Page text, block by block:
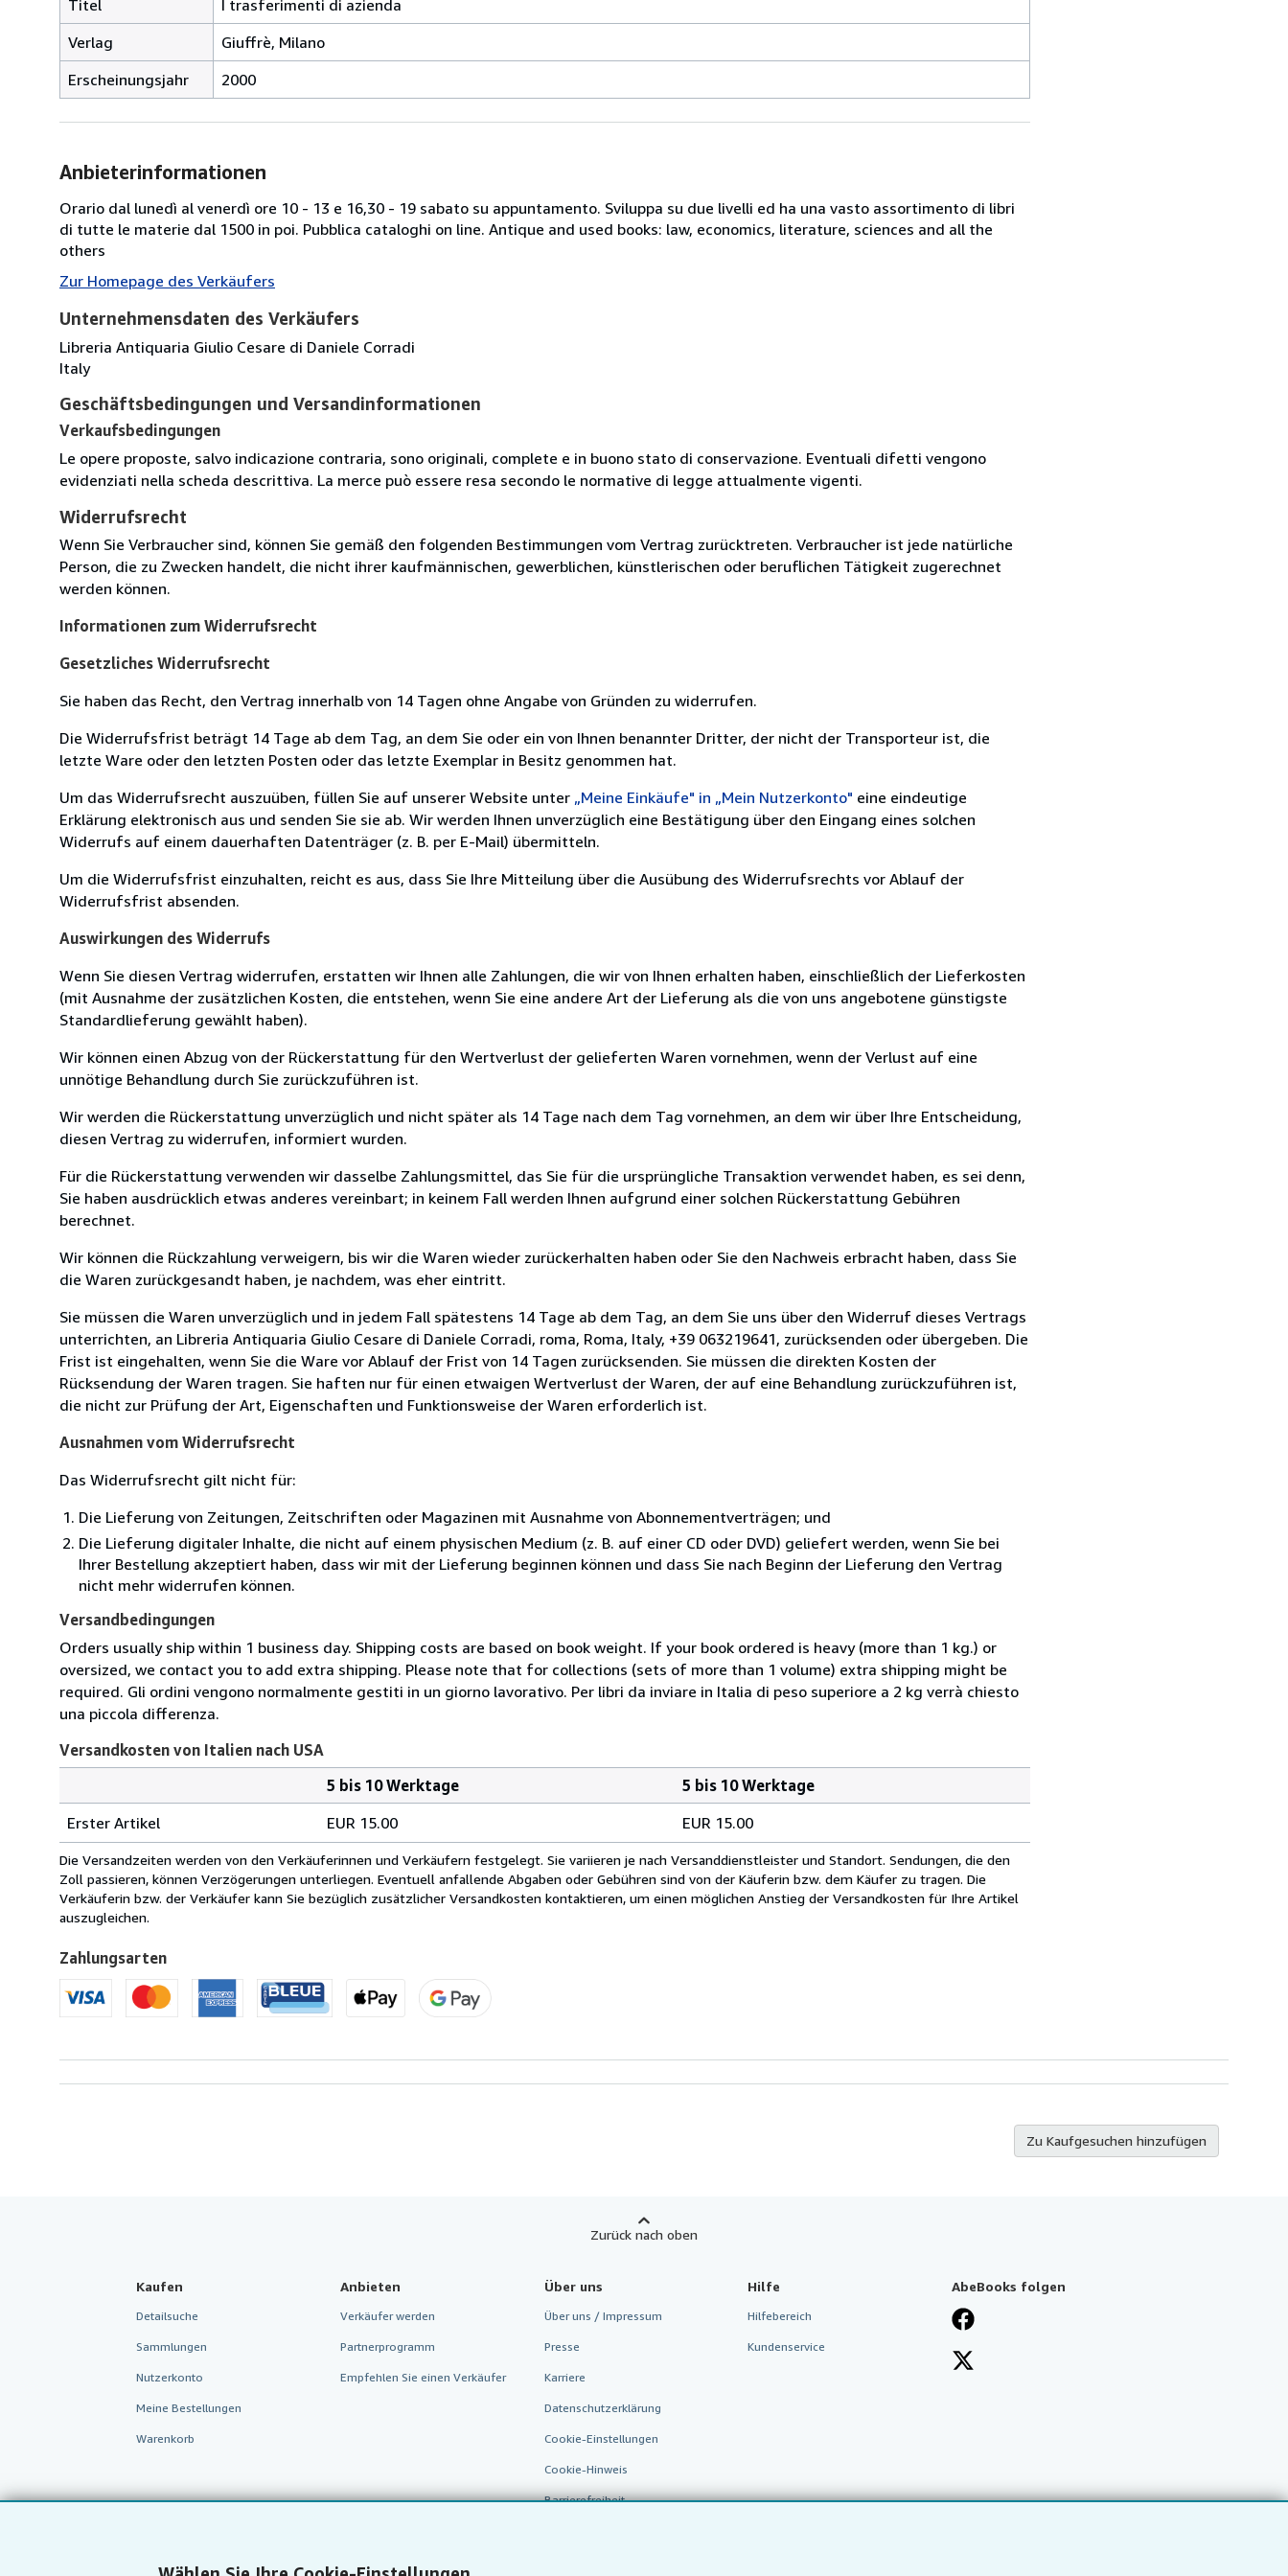
Titel
I trasferimenti di azienda
Verlag
Giuffrè, Milano
Erscheinungsjahr
2000
Anbieterinformationen
Orario dal lunedì al venerdì ore 10 - 13 e 16,30 - 19 sabato su appuntamento. Sviluppa su due livelli ed ha una vasto assortimento di libri
di tutte le materie dal 1500 in poi. Pubblica cataloghi on line. Antique and used books: law, economics, literature, sciences and all the
others
Zur Homepage des Verkäufers
Unternehmensdaten des Verkäufers
Libreria Antiquaria Giulio Cesare di Daniele Corradi
Italy
Geschäftsbedingungen und Versandinformationen
Verkaufsbedingungen
Le opere proposte, salvo indicazione contraria, sono originali, complete e in buono stato di conservazione. Eventuali difetti vengono
evidenziati nella scheda descrittiva. La merce può essere resa secondo le normative di legge attualmente vigenti.
Widerrufsrecht
Wenn Sie Verbraucher sind, können Sie gemäß den folgenden Bestimmungen vom Vertrag zurücktreten. Verbraucher ist jede natürliche
Person, die zu Zwecken handelt, die nicht ihrer kaufmännischen, gewerblichen, künstlerischen oder beruflichen Tätigkeit zugerechnet
werden können.
Informationen zum Widerrufsrecht
Gesetzliches Widerrufsrecht
Sie haben das Recht, den Vertrag innerhalb von 14 Tagen ohne Angabe von Gründen zu widerrufen.
Die Widerrufsfrist beträgt 14 Tage ab dem Tag, an dem Sie oder ein von Ihnen benannter Dritter, der nicht der Transporteur ist, die
letzte Ware oder den letzten Posten oder das letzte Exemplar in Besitz genommen hat.
Um das Widerrufsrecht auszuüben, füllen Sie auf unserer Website unter „Meine Einkäufe" in „Mein Nutzerkonto" eine eindeutige
Erklärung elektronisch aus und senden Sie sie ab. Wir werden Ihnen unverzüglich eine Bestätigung über den Eingang eines solchen
Widerrufs auf einem dauerhaften Datenträger (z. B. per E-Mail) übermitteln.
Um die Widerrufsfrist einzuhalten, reicht es aus, dass Sie Ihre Mitteilung über die Ausübung des Widerrufsrechts vor Ablauf der
Widerrufsfrist absenden.
Auswirkungen des Widerrufs
Wenn Sie diesen Vertrag widerrufen, erstatten wir Ihnen alle Zahlungen, die wir von Ihnen erhalten haben, einschließlich der Lieferkosten
(mit Ausnahme der zusätzlichen Kosten, die entstehen, wenn Sie eine andere Art der Lieferung als die von uns angebotene günstigste
Standardlieferung gewählt haben).
Wir können einen Abzug von der Rückerstattung für den Wertverlust der gelieferten Waren vornehmen, wenn der Verlust auf eine
unnötige Behandlung durch Sie zurückzuführen ist.
Wir werden die Rückerstattung unverzüglich und nicht später als 14 Tage nach dem Tag vornehmen, an dem wir über Ihre Entscheidung,
diesen Vertrag zu widerrufen, informiert wurden.
Für die Rückerstattung verwenden wir dasselbe Zahlungsmittel, das Sie für die ursprüngliche Transaktion verwendet haben, es sei denn,
Sie haben ausdrücklich etwas anderes vereinbart; in keinem Fall werden Ihnen aufgrund einer solchen Rückerstattung Gebühren
berechnet.
Wir können die Rückzahlung verweigern, bis wir die Waren wieder zurückerhalten haben oder Sie den Nachweis erbracht haben, dass Sie
die Waren zurückgesandt haben, je nachdem, was eher eintritt.
Sie müssen die Waren unverzüglich und in jedem Fall spätestens 14 Tage ab dem Tag, an dem Sie uns über den Widerruf dieses Vertrags
unterrichten, an Libreria Antiquaria Giulio Cesare di Daniele Corradi, roma, Roma, Italy, +39 063219641, zurücksenden oder übergeben. Die
Frist ist eingehalten, wenn Sie die Ware vor Ablauf der Frist von 14 Tagen zurücksenden. Sie müssen die direkten Kosten der
Rücksendung der Waren tragen. Sie haften nur für einen etwaigen Wertverlust der Waren, der auf eine Behandlung zurückzuführen ist,
die nicht zur Prüfung der Art, Eigenschaften und Funktionsweise der Waren erforderlich ist.
Ausnahmen vom Widerrufsrecht
Das Widerrufsrecht gilt nicht für:
Die Lieferung von Zeitungen, Zeitschriften oder Magazinen mit Ausnahme von Abonnementverträgen; und
Die Lieferung digitaler Inhalte, die nicht auf einem physischen Medium (z. B. auf einer CD oder DVD) geliefert werden, wenn Sie bei
Ihrer Bestellung akzeptiert haben, dass wir mit der Lieferung beginnen können und dass Sie nach Beginn der Lieferung den Vertrag
nicht mehr widerrufen können.
Versandbedingungen
Orders usually ship within 1 business day. Shipping costs are based on book weight. If your book ordered is heavy (more than 1 kg.) or
oversized, we contact you to add extra shipping. Please note that for collections (sets of more than 1 volume) extra shipping might be
required. Gli ordini vengono normalmente gestiti in un giorno lavorativo. Per libri da inviare in Italia di peso superiore a 2 kg verrà chiesto
una piccola differenza.
Versandkosten von Italien nach USA
von
Italien
nach
USA
5 bis 10 Werktage
5 bis 10 Werktage
Erster Artikel
EUR 15.00 EUR 15.00
Die Versandzeiten werden von den Verkäuferinnen und Verkäufern festgelegt. Sie variieren je nach Versanddienstleister und Standort. Sendungen, die den
Zoll passieren, können Verzögerungen unterliegen. Eventuell anfallende Abgaben oder Gebühren sind von der Käuferin bzw. dem Käufer zu tragen. Die
Verkäuferin bzw. der Verkäufer kann Sie bezüglich zusätzlicher Versandkosten kontaktieren, um einen möglichen Anstieg der Versandkosten für Ihre Artikel
auszugleichen.
Zahlungsarten
Zu Kaufgesuchen hinzufügen
Zurück nach oben
Kaufen
Detailsuche
Sammlungen
Nutzerkonto
Meine Bestellungen
Warenkorb
Anbieten
Verkäufer werden
Partnerprogramm
Empfehlen Sie einen Verkäufer
Über uns
Über uns / Impressum
Presse
Karriere
Datenschutzerklärung
Cookie-Einstellungen
Cookie-Hinweis
Barrierefreiheit
Hilfe
Hilfebereich
Kundenservice
AbeBooks folgen